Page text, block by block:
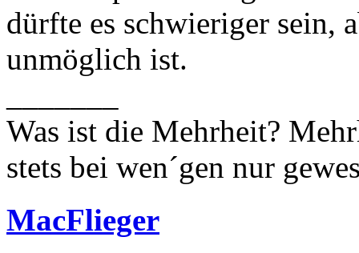
dürfte es schwieriger sein,
unmöglich ist.
Was ist die Mehrheit?
stets bei wen´gen nur
MacFlieger